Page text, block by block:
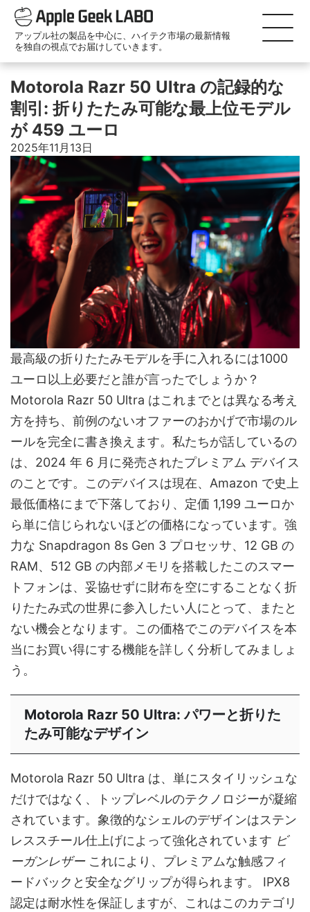
アップル社の製品を中心に、ハイテク市場の最新情報
を独自の視点でお届けしていきます。
Motorola Razr 50 Ultra の記録的な
割引: 折りたたみ可能な最上位モデル
が 459 ユーロ
2025年11月13日
最高級の折りたたみモデルを手に入れるには1000
ユーロ以上必要だと誰が言ったでしょうか？
Motorola Razr 50 Ultra はこれまでとは異なる考え
方を持ち、前例のないオファーのおかげで市場のル
ールを完全に書き換えます。私たちが話しているの
は、2024 年 6 月に発売されたプレミアム デバイス
のことです。このデバイスは現在、Amazon で史上
最低価格にまで下落しており、定価 1,199 ユーロか
ら単に信じられないほどの価格になっています。強
力な Snapdragon 8s Gen 3 プロセッサ、12 GB の
RAM、512 GB の内部メモリを搭載したこのスマー
トフォンは、妥協せずに財布を空にすることなく折
りたたみ式の世界に参入したい人にとって、またと
ない機会となります。この価格でこのデバイスを本
当にお買い得にする機能を詳しく分析してみましょ
う。
Motorola Razr 50 Ultra: パワーと折りた
たみ可能なデザイン
Motorola Razr 50 Ultra は、単にスタイリッシュな
だけではなく、トップレベルのテクノロジーが凝縮
されています。象徴的なシェルのデザインはステン
レススチール仕上げによって強化されています ビ
ーガンレザーこれにより、プレミアムな触感フィ
ードバックと安全なグリップが得られます。 IPX8
認定は耐水性を保証しますが、これはこのカテゴリ